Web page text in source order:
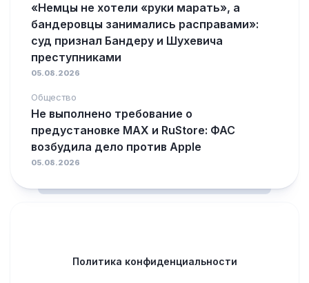
«Немцы не хотели «руки марать», а
бандеровцы занимались расправами»:
суд признал Бандеру и Шухевича
преступниками
05.08.2026
Общество
Не выполнено требование о
предустановке MAX и RuStore: ФАС
возбудила дело против Apple
05.08.2026
Политика конфиденциальности